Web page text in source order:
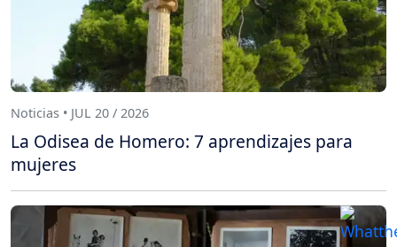
Noticias • JUL 20 / 2026
La Odisea de Homero: 7 aprendizajes para
mujeres